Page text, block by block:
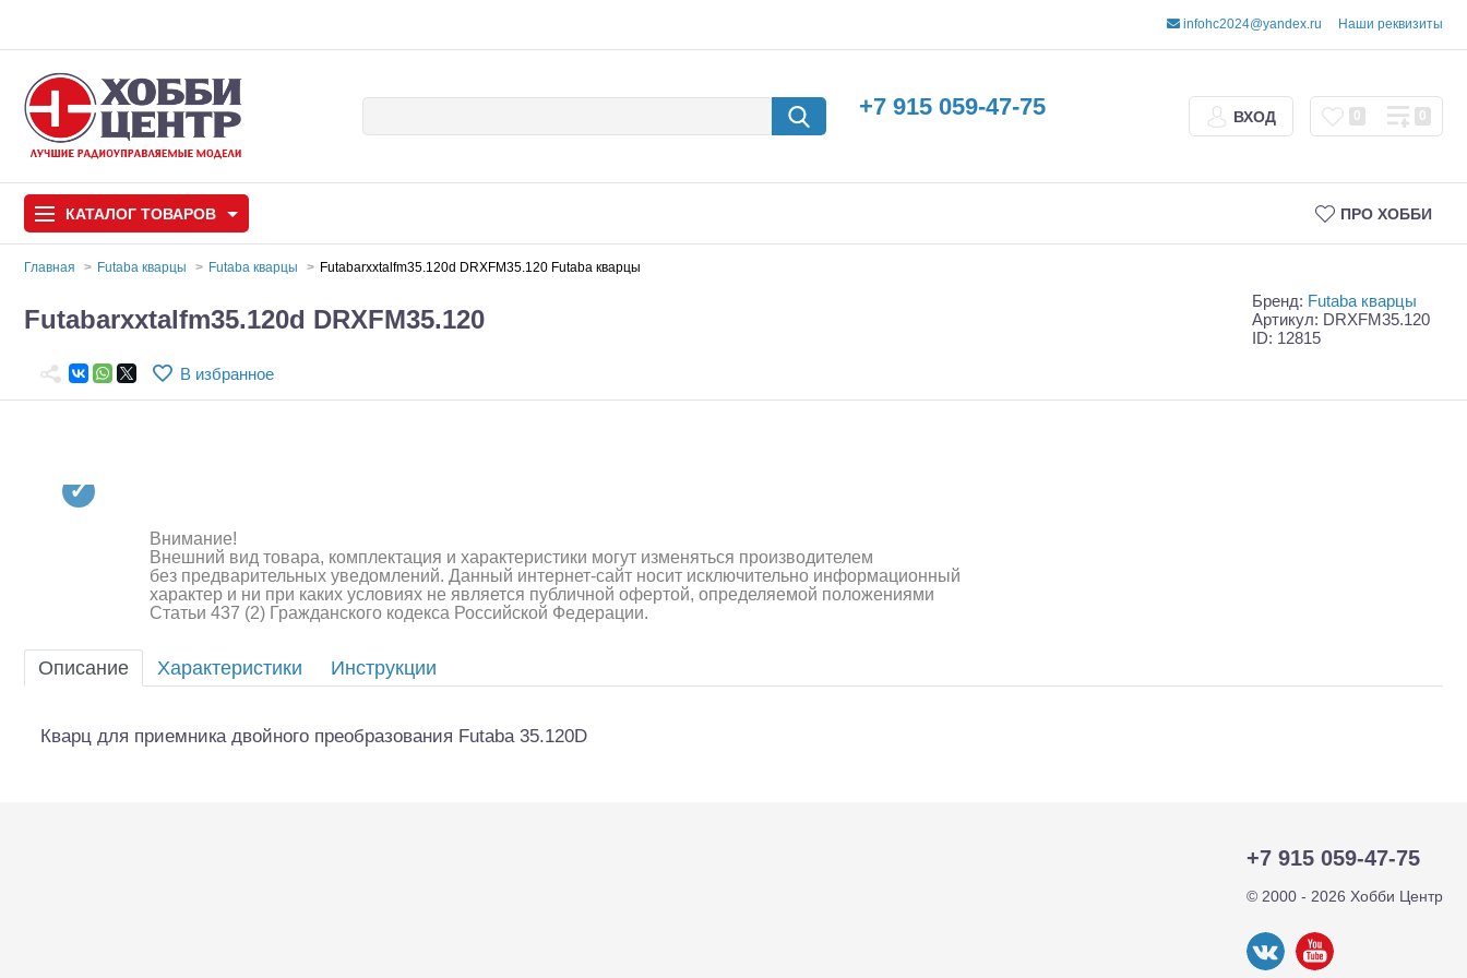
infohc2024@yandex.ru Наши реквизиты
+7 915 059-47-75 ВХОД 0 0
КАТАЛОГ ТОВАРОВ ПРО ХОББИ
Автомодели
Игрушки
Квадрокоптеры
Аккумуляторы и батарейки
питания
Автомодели для сборки
Машины с
Трофи Шорт-корсы
ДВС модели
Главная Futaba кварцы Futaba кварцы Futabarxxtalfm35.120d DRXFM35.120 Futaba кварцы
Futabarxxtalfm35.120d DRXFM35.120
Бренд: Futaba кварцы
Артикул: DRXFM35.120
ID: 12815
В избранное
Внимание!
Внешний вид товара, комплектация и характеристики могут изменяться производителем
без предварительных уведомлений. Данный интернет-сайт носит исключительно информационный
характер и ни при каких условиях не является публичной офертой, определяемой положениями
Статьи 437 (2) Гражданского кодекса Российской Федерации.
Описание Характеристики Инструкции
Кварц для приемника двойного преобразования Futaba 35.120D
+7 915 059-47-75
© 2000 - 2026 Хобби Центр